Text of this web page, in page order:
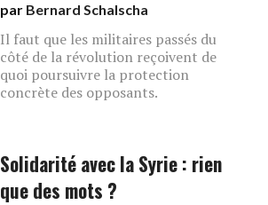
par Bernard Schalscha
Il faut que les militaires passés du
côté de la révolution reçoivent de
quoi poursuivre la protection
concrète des opposants.
Solidarité avec la Syrie : rien
que des mots ?